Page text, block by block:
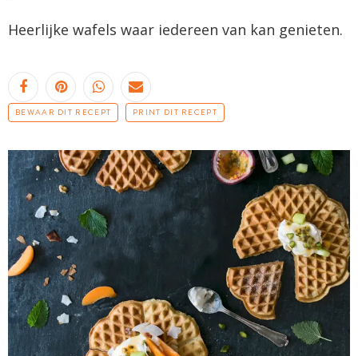
Heerlijke wafels waar iedereen van kan genieten.
BEWAAR DIT RECEPT PRINT DIT RECEPT